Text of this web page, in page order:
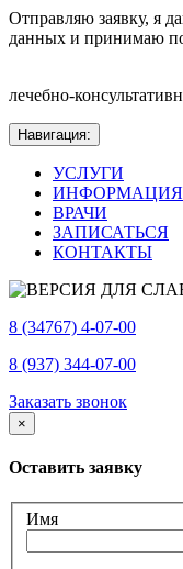
Отправляю заявку, я
данных и принимаю
лечебно-
Навигация:
УСЛУГИ
ИНФОРМАЦИЯ
ВРАЧИ
ЗАПИСАТЬСЯ
КОНТАКТЫ
8 (34767) 4-07-00
8 (937) 344-07-00
Заказать звонок
×
Оставить заявку
Имя